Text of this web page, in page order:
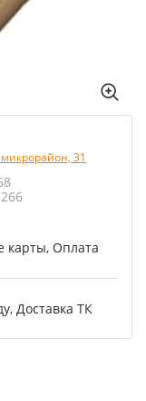
31
карты, Оплата
Доставка ТК